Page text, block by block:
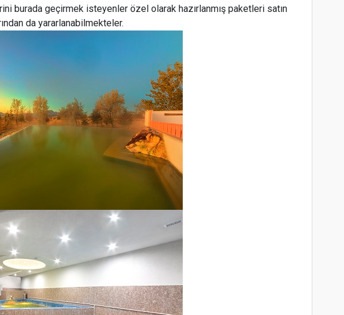
burada geçirmek isteyenler özel olarak hazırlanmış paketleri satın
da yararlanabilmekteler.